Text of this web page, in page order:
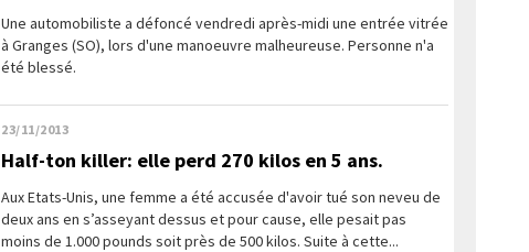
Une automobiliste a défoncé vendredi après-midi une entrée vitrée
à Granges (SO), lors d'une manoeuvre malheureuse. Personne n'a
été blessé.
23/11/2013
Half-ton killer: elle perd 270 kilos en 5 ans.
Aux Etats-Unis, une femme a été accusée d'avoir tué son neveu de
deux ans en s’asseyant dessus et pour cause, elle pesait pas
moins de 1.000 pounds soit près de 500 kilos. Suite à cette...